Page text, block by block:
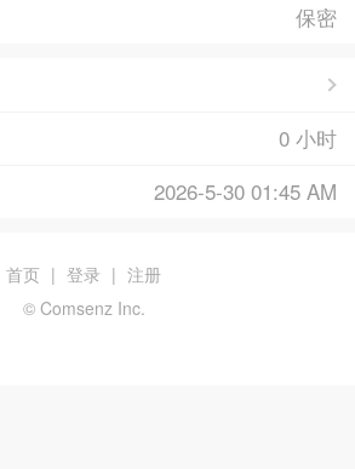
保密
0 小时
2026-5-30 01:45 AM
首页 | 登录 | 注册
© Comsenz Inc.